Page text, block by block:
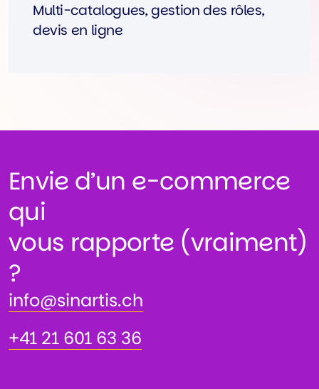
Multi-catalogues, gestion des rôles,
devis en ligne
Envie d’un e-commerce
qui
vous rapporte (vraiment)
?
info@sinartis.ch
info@sinartis.ch
+41 21 601 63 36
+41 21 601 63 36